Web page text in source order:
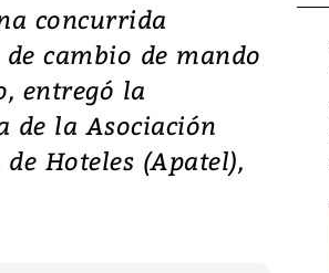
concurrida
cambio de mando
entregó la
de la Asociación
Hoteles (Apatel),
Japón: Terremoto
heridos y graves
en Kumamoto